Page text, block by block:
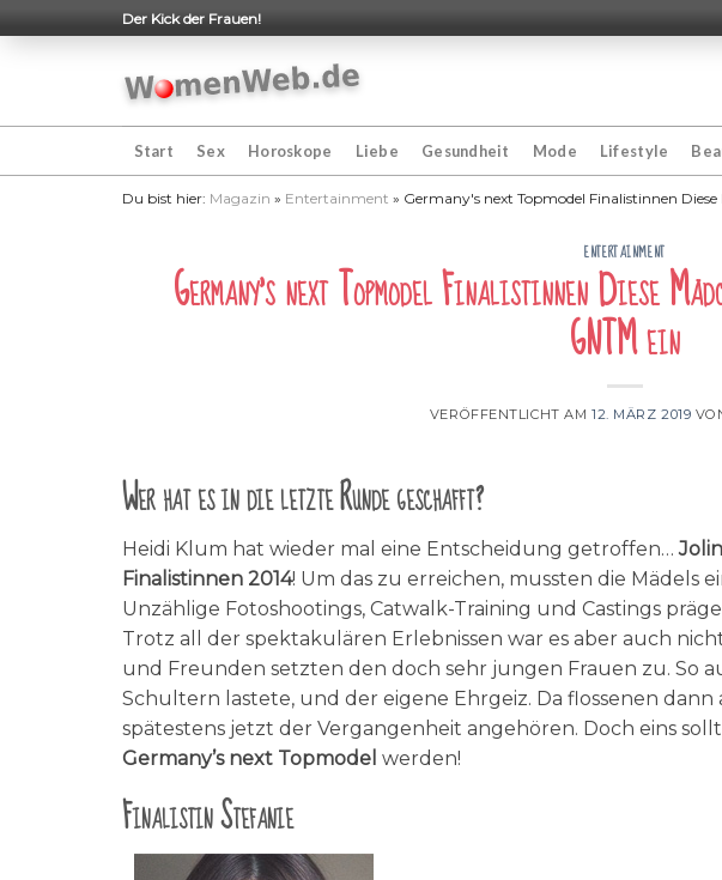
to
Der Kick der Frauen!
Start Sex Horoskope Liebe Gesundheit Mode Lifestyle
Du bist hier: Magazin » Entertainment » Germany's next Topmodel Finalistinnen
ENTERTAINMENT
Germany's next Topmodel Finalistinnen Diese
GNTM ein
VERÖFFENTLICHT AM 12. MÄRZ 2019
Wer hat es in die letzte Runde geschafft?
Heidi Klum hat wieder mal eine Entscheidung getroffen…
Finalistinnen 2014! Um das zu erreichen, mussten die Mädels
Unzählige Fotoshootings, Catwalk-Training und Castings
Trotz all der spektakulären Erlebnissen war es aber auch
und Freunden setzten den doch sehr jungen Frauen zu. So
Schultern lastete, und der eigene Ehrgeiz. Da flossenen
spätestens jetzt der Vergangenheit angehören. Doch eins
Germany’s next Topmodel werden!
Finalistin Stefanie